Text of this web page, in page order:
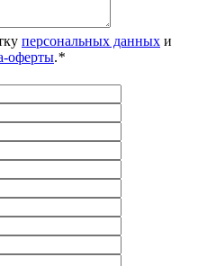
персональных данных и
оферты.*